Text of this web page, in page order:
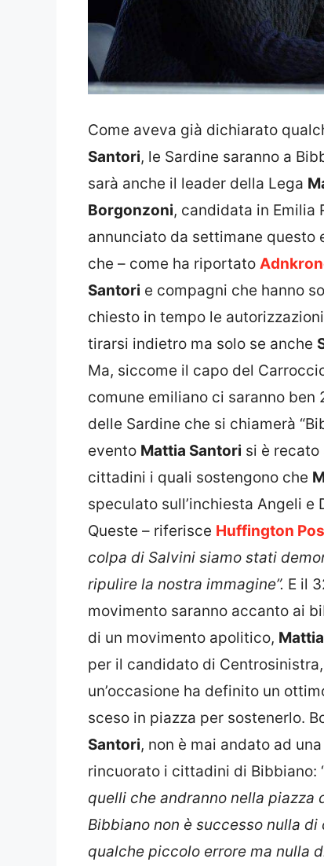
Come aveva già dichiarato
Santori, le Sardine saranno a
sarà anche il leader della Lega
Borgonzoni, candidata in Emilia
annunciato da settimane questo
che – come ha riportato
Santori e compagni che hanno
chiesto in tempo le
tirarsi indietro ma solo se anche
Ma, siccome il capo del
comune emiliano ci saranno
delle Sardine che si chiamerà
evento Mattia Santori si è
cittadini i quali sostengono che
speculato sull’inchiesta Angeli
Queste – riferisce Huffington
colpa di Salvini siamo stati
ripulire la nostra immagine”. E il
movimento saranno accanto ai
di un movimento apolitico,
per il candidato di
un’occasione ha definito un
sceso in piazza per sostenerlo.
Santori, non è mai andato ad
rincuorato i cittadini di Bibbiano:
quelli che andranno nella piazza
Bibbiano non è successo nulla
qualche piccolo errore ma nulla